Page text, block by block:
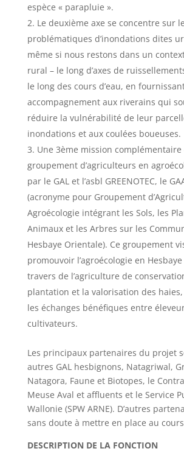
espèce « parapluie ».
Le deuxième axe se concentre sur
problématiques d’inondations dites
même si nous restons dans un
rural – le long d’axes de
le long des cours d’eau, en
accompagnement aux riverains qui
réduire la vulnérabilité de leur
inondations et aux coulées boueuses.
Une 3ème mission complémentaire
groupement d’agriculteurs en
par le GAL et l’asbl GREENOTEC, le
(acronyme pour Groupement
Agroécologie intégrant les Sols, les
Animaux et les Arbres sur les
Hesbaye Orientale). Ce groupement
promouvoir l’agroécologie en
travers de l’agriculture de
plantation et la valorisation des
les échanges bénéfiques entre
cultivateurs.
Les principaux partenaires du projet
autres GAL hesbignons, Natagriwal,
Natagora, Faune et Biotopes, le
Meuse Aval et affluents et le Service
Wallonie (SPW ARNE). D’autres
sans doute à mettre en place au
DESCRIPTION DE LA FONCTION